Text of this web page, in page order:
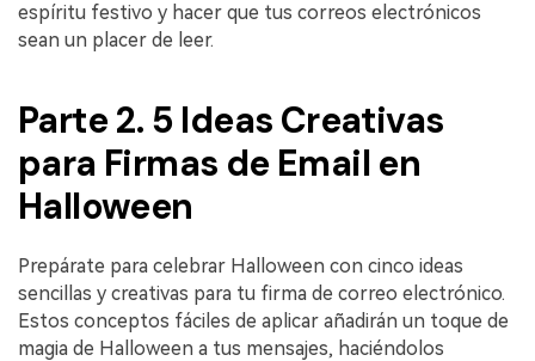
espíritu festivo y hacer que tus correos electrónicos
sean un placer de leer.
Parte 2. 5 Ideas Creativas
para Firmas de Email en
Halloween
Prepárate para celebrar Halloween con cinco ideas
sencillas y creativas para tu firma de correo electrónico.
Estos conceptos fáciles de aplicar añadirán un toque de
magia de Halloween a tus mensajes, haciéndolos